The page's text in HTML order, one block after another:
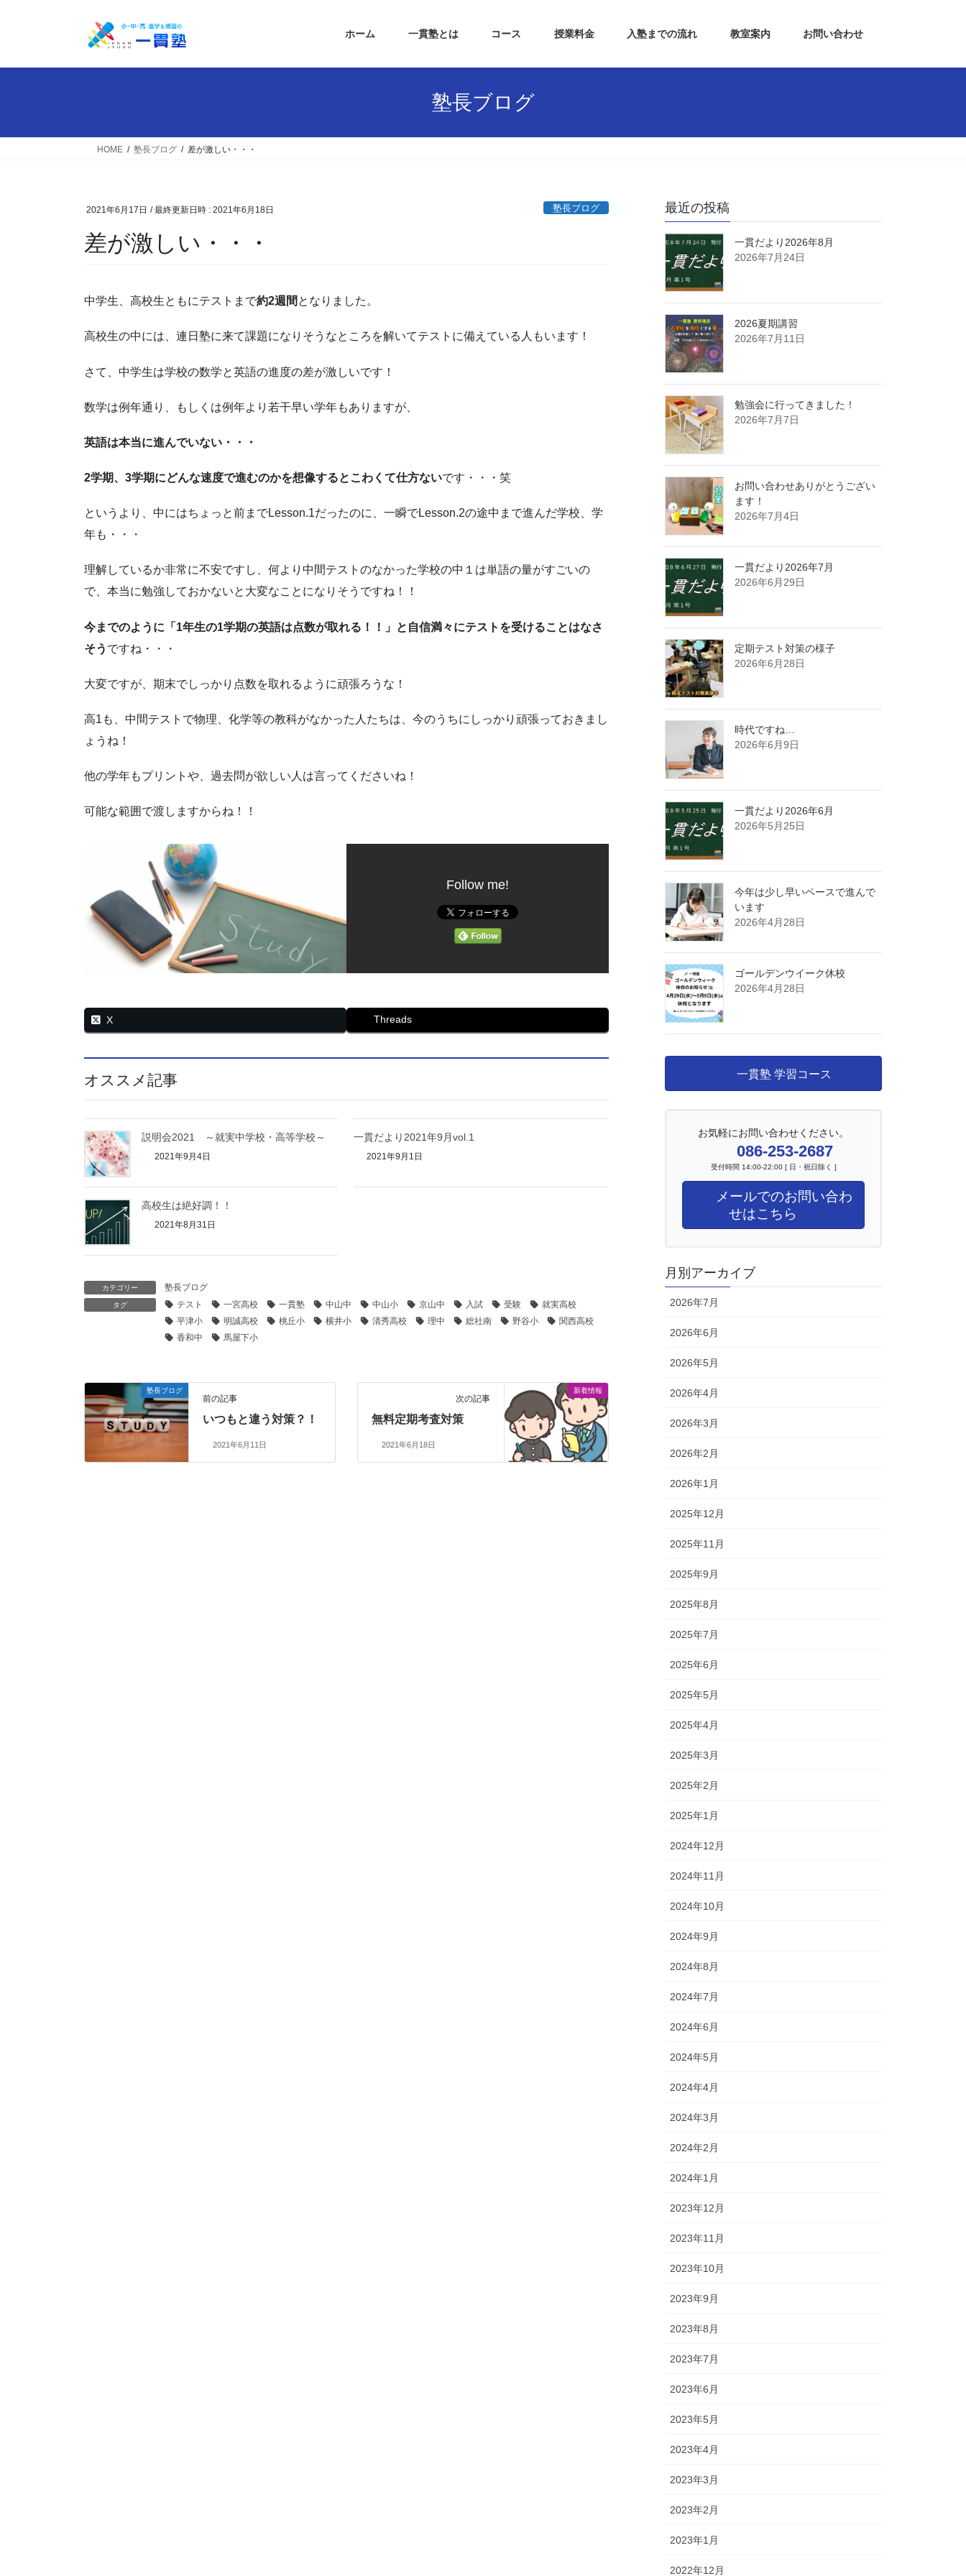
ホーム 一貫塾とは コース 授業料金 入塾までの流れ 教室案内 お問い合わせ
塾長ブログ
HOME 塾長ブログ 差が激しい・・・
2021年6月17日 / 最終更新日時 : 2021年6月18日 塾長ブログ
差が激しい・・・
中学生、高校生ともにテストまで約2週間 となりました。
高校生の中には、連日塾に来て課題になりそうなところを解いてテストに備えている人もいます！
さて、中学生は学校の数学と英語の進度の差が激しいです！
数学は例年通り、もしくは例年より若干早い学年もありますが、
英語は本当に進んでいない・・・
2学期、3学期にどんな速度で進むのかを想像するとこわくて仕方ないです・・・笑
というより、中にはちょっと前までLesson.1だったのに、一瞬でLesson.2の途中まで進んだ学校、学
年も・・・
理解しているか非常に不安ですし、何より中間テストのなかった学校の中１は単語の量がすごいの
で、本当に勉強しておかないと大変なことになりそうですね！！
今までのように「1年生の1学期の英語は点数が取れる！！」と自信満々にテストを受けることはなさ
そう ですね・・・
大変ですが、期末でしっかり点数を取れるように頑張ろうな！
高1も、中間テストで物理、化学等の教科がなかった人たちは、今のうちにしっかり頑張っておきまし
ょうね！
他の学年もプリントや、過去問が欲しい人は言ってくださいね！
可能な範囲で渡しますからね！！
Follow me!
X Threads
オススメ記事
説明会2021 ～就実中学校・高等学校～
2021年9月4日
一貫だより2021年9月vol.1
2021年9月1日
高校生は絶好調！！
2021年8月31日
カテゴリー 塾長ブログ
タグ テスト 一宮高校 一貫塾 中山中 中山小 京山中 入試 受験
就実高校
平津小
明誠高校 桃丘小 横井小 清秀高校 理中 総社南 野谷小
関西高校
香和中
馬屋下小
塾長ブログ
前の記事
いつもと違う対策？！
2021年6月11日
新着情報
次の記事
無料定期考査対策
2021年6月18日
最近の投稿
一貫だより2026年8月
2026年7月24日
2026夏期講習
2026年7月11日
勉強会に行ってきました！
2026年7月7日
お問い合わせありがとうござい
ます！
2026年7月4日
一貫だより2026年7月
2026年6月29日
定期テスト対策の様子
2026年6月28日
時代ですね…
2026年6月9日
一貫だより2026年6月
2026年5月25日
今年は少し早いペースで進んで
います
2026年4月28日
ゴールデンウイーク休校
2026年4月28日
一貫塾 学習コース
お気軽にお問い合わせください。
086-253-2687
受付時間 14:00-22:00 [ 日・祝日除く ]
メールでのお問い合わ
せはこちら
月別アーカイブ
2026年7月
2026年6月
2026年5月
2026年4月
2026年3月
2026年2月
2026年1月
2025年12月
2025年11月
2025年9月
2025年8月
2025年7月
2025年6月
2025年5月
2025年4月
2025年3月
2025年2月
2025年1月
2024年12月
2024年11月
2024年10月
2024年9月
2024年8月
2024年7月
2024年6月
2024年5月
2024年4月
2024年3月
2024年2月
2024年1月
2023年12月
2023年11月
2023年10月
2023年9月
2023年8月
2023年7月
2023年6月
2023年5月
2023年4月
2023年3月
2023年2月
2023年1月
2022年12月